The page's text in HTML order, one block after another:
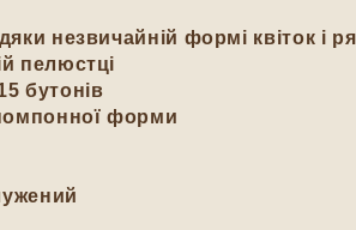
незвичайній формі квіток і
пелюстці
бутонів
форми